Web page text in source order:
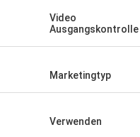
Video
Ausgangskontrolle
Marketingtyp
Verwenden